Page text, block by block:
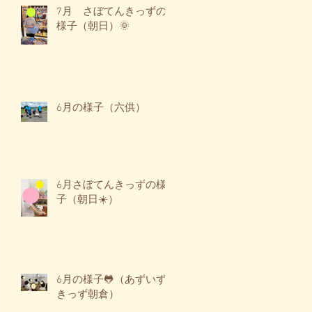
7月 さぼてんきっずの
様子（朝日）🌞
6月の様子（六供）
6月さぼてんきっずの様
子（朝日☀️）
6月の様子🐸（あずいず
きっず朝倉）